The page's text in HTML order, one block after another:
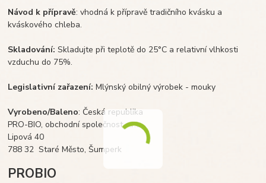
Návod k přípravě: vhodná k přípravě tradičního kvásku a
kváskového chleba.
Skladování: Skladujte při teplotě do 25°C a relativní vlhkosti
vzduchu do 75%.
Legislativní zařazení: Mlýnský obilný výrobek - mouky
Vyrobeno/Baleno: Česká republika
PRO-BIO, obchodní společnost s.r.o.
Lipová 40
788 32 Staré Město, Šumperk
PROBIO